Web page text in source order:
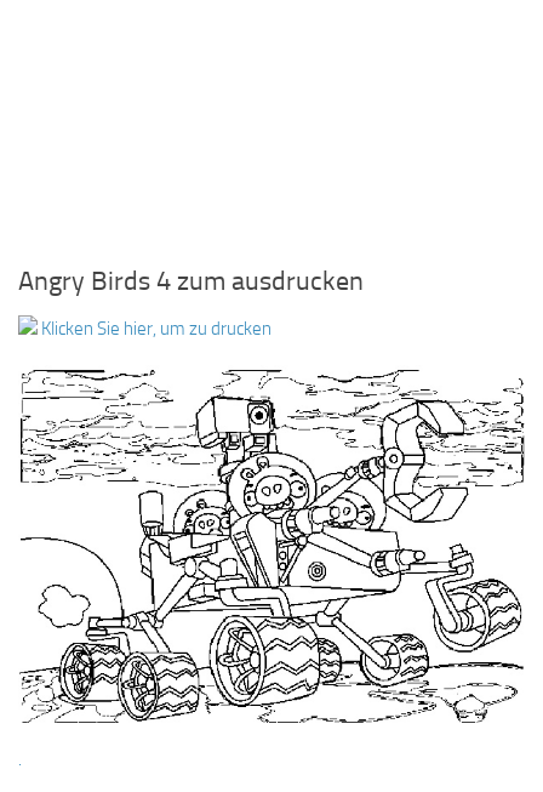
Angry Birds 4 zum ausdrucken
Klicken Sie hier, um zu drucken
.